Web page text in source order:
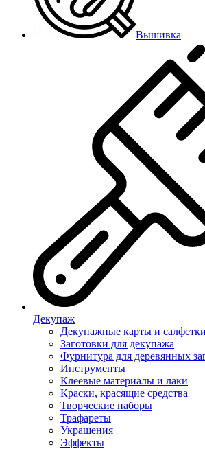
Вышивка
Декупаж
Декупажные карты и салфетки
Заготовки для декупажа
Фурнитура для деревянных
Инструменты
Клеевые материалы и лаки
Краски, красящие средства
Творческие наборы
Трафареты
Украшения
Эффекты